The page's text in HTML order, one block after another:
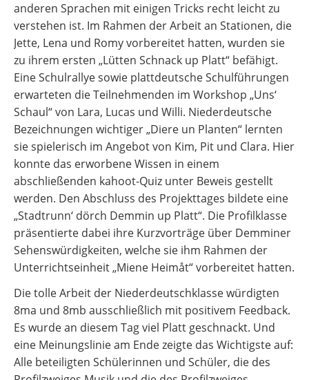
anderen Sprachen mit einigen Tricks recht leicht zu
verstehen ist. Im Rahmen der Arbeit an Stationen, die
Jette, Lena und Romy vorbereitet hatten, wurden sie
zu ihrem ersten „Lütten Schnack up Platt“ befähigt.
Eine Schulrallye sowie plattdeutsche Schulführungen
erwarteten die Teilnehmenden im Workshop „Uns‘
Schaul“ von Lara, Lucas und Willi. Niederdeutsche
Bezeichnungen wichtiger „Diere un Planten“ lernten
sie spielerisch im Angebot von Kim, Pit und Clara. Hier
konnte das erworbene Wissen in einem
abschließenden kahoot-Quiz unter Beweis gestellt
werden. Den Abschluss des Projekttages bildete eine
„Stadtrunn‘ dörch Demmin up Platt“. Die Profilklasse
präsentierte dabei ihre Kurzvorträge über Demminer
Sehenswürdigkeiten, welche sie ihm Rahmen der
Unterrichtseinheit „Miene Heimåt“ vorbereitet hatten.
Die tolle Arbeit der Niederdeutschklasse würdigten
8ma und 8mb ausschließlich mit positivem Feedback.
Es wurde an diesem Tag viel Platt geschnackt. Und
eine Meinungslinie am Ende zeigte das Wichtigste auf:
Alle beteiligten Schülerinnen und Schüler, die des